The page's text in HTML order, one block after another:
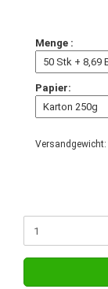
Menge :
Papier:
Versandgewicht: